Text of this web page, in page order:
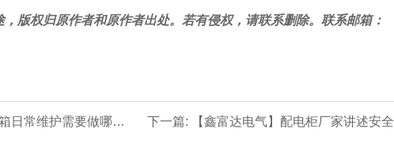
版权归原作者和原作者出处。若有侵权，请联系删除。联系邮箱：
日常维护需要做哪些
下一篇: 【鑫富达电气】配电柜厂家讲述安